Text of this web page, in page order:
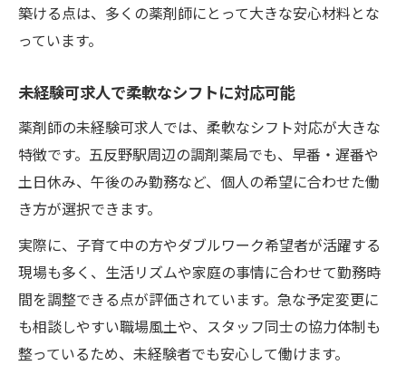
築ける点は、多くの薬剤師にとって大きな安心材料とな
っています。
未経験可求人で柔軟なシフトに対応可能
薬剤師の未経験可求人では、柔軟なシフト対応が大きな
特徴です。五反野駅周辺の調剤薬局でも、早番・遅番や
土日休み、午後のみ勤務など、個人の希望に合わせた働
き方が選択できます。
実際に、子育て中の方やダブルワーク希望者が活躍する
現場も多く、生活リズムや家庭の事情に合わせて勤務時
間を調整できる点が評価されています。急な予定変更に
も相談しやすい職場風土や、スタッフ同士の協力体制も
整っているため、未経験者でも安心して働けます。